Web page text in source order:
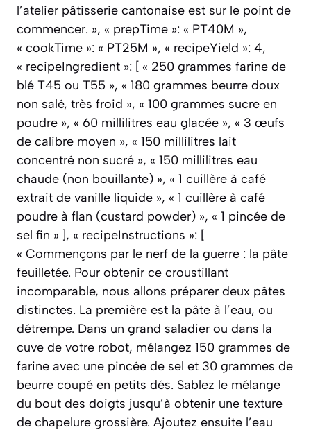
l’atelier pâtisserie cantonaise est sur le point de
commencer. », « prepTime »: « PT40M »,
« cookTime »: « PT25M », « recipeYield »: 4,
« recipeIngredient »: [ « 250 grammes farine de
blé T45 ou T55 », « 180 grammes beurre doux
non salé, très froid », « 100 grammes sucre en
poudre », « 60 millilitres eau glacée », « 3 œufs
de calibre moyen », « 150 millilitres lait
concentré non sucré », « 150 millilitres eau
chaude (non bouillante) », « 1 cuillère à café
extrait de vanille liquide », « 1 cuillère à café
poudre à flan (custard powder) », « 1 pincée de
sel fin » ], « recipeInstructions »: [
« Commençons par le nerf de la guerre : la pâte
feuilletée. Pour obtenir ce croustillant
incomparable, nous allons préparer deux pâtes
distinctes. La première est la pâte à l’eau, ou
détrempe. Dans un grand saladier ou dans la
cuve de votre robot, mélangez 150 grammes de
farine avec une pincée de sel et 30 grammes de
beurre coupé en petits dés. Sablez le mélange
du bout des doigts jusqu’à obtenir une texture
de chapelure grossière. Ajoutez ensuite l’eau